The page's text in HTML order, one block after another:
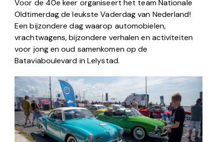
Voor de 40e keer organiseert het team Nationale
Oldtimerdag de leukste Vaderdag van Nederland!
Een bijzondere dag waarop automobielen,
vrachtwagens, bijzondere verhalen en activiteiten
voor jong en oud samenkomen op de
Bataviaboulevard in Lelystad.